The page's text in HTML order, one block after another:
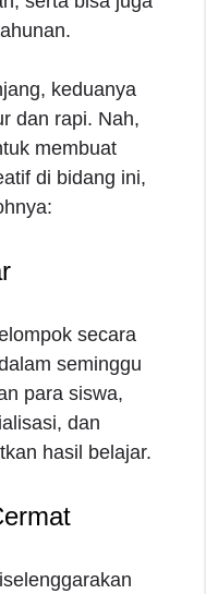
keduanya
dan rapi. Nah,
membuat
di bidang ini,
secara
seminggu
para siswa,
dan
hasil belajar.